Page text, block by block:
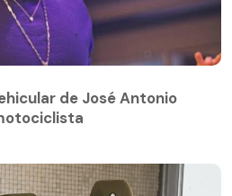
de José Antonio